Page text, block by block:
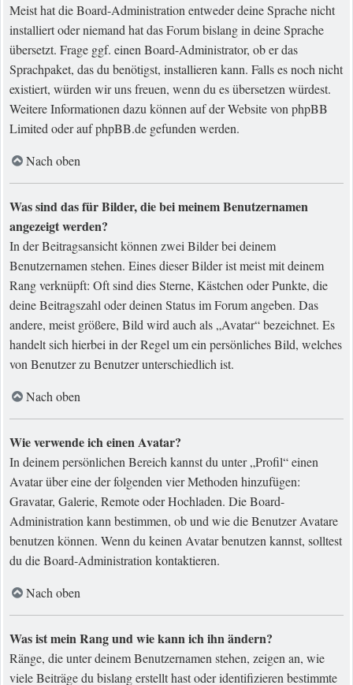
Meist hat die Board-Administration entweder deine Sprache nicht
installiert oder niemand hat das Forum bislang in deine Sprache
übersetzt. Frage ggf. einen Board-Administrator, ob er das
Sprachpaket, das du benötigst, installieren kann. Falls es noch nicht
existiert, würden wir uns freuen, wenn du es übersetzen würdest.
Weitere Informationen dazu können auf der Website von phpBB
Limited oder aufphpBB.de gefunden werden.
Nach oben
Was sind das für Bilder, die bei meinem Benutzernamen
angezeigt werden?
In der Beitragsansicht können zwei Bilder bei deinem
Benutzernamen stehen. Eines dieser Bilder ist meist mit deinem
Rang verknüpft: Oft sind dies Sterne, Kästchen oder Punkte, die
deine Beitragszahl oder deinen Status im Forum angeben. Das
andere, meist größere, Bild wird auch als „Avatar“ bezeichnet. Es
handelt sich hierbei in der Regel um ein persönliches Bild, welches
von Benutzer zu Benutzer unterschiedlich ist.
Nach oben
Wie verwende ich einen Avatar?
In deinem persönlichen Bereich kannst du unter „Profil“ einen
Avatar über eine der folgenden vier Methoden hinzufügen:
Gravatar, Galerie, Remote oder Hochladen. Die Board-
Administration kann bestimmen, ob und wie die Benutzer Avatare
benutzen können. Wenn du keinen Avatar benutzen kannst, solltest
du die Board-Administration kontaktieren.
Nach oben
Was ist mein Rang und wie kann ich ihn ändern?
Ränge, die unter deinem Benutzernamen stehen, zeigen an, wie
viele Beiträge du bislang erstellt hast oder identifizieren bestimmte